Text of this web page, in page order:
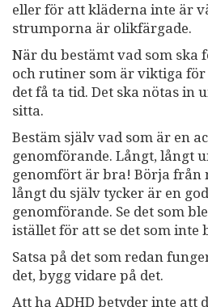
eller för att kläderna inte är
strumporna är olikfärgade.
När du bestämt vad som
och rutiner som är viktiga för
det få ta tid. Det ska nötas in
sitta.
Bestäm själv vad som är en
genomförande. Långt, långt
genomfört är bra! Börja från
långt du själv tycker är en
genomförande. Se det som
istället för att se det som inte
Satsa på det som redan
det, bygg vidare på det.
Att ha ADHD betyder inte att